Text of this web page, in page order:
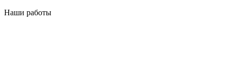
Наши работы